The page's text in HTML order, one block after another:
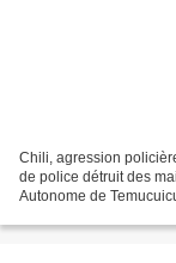
Chili, agression
de police détruit des
Autonome de